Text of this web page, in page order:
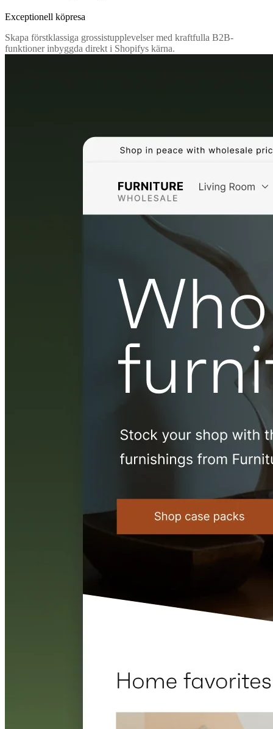
Exceptionell köpresa
Skapa förstklassiga grossistupplevelser med kraftfulla B2B-
funktioner inbyggda direkt i Shopifys kärna.